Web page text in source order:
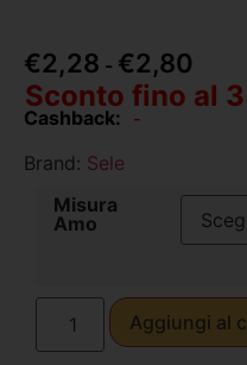
€2,28 - €2,80
Sconto fino al
Cashback: -
Brand: Sele
Misura
Amo
Aggiungi al